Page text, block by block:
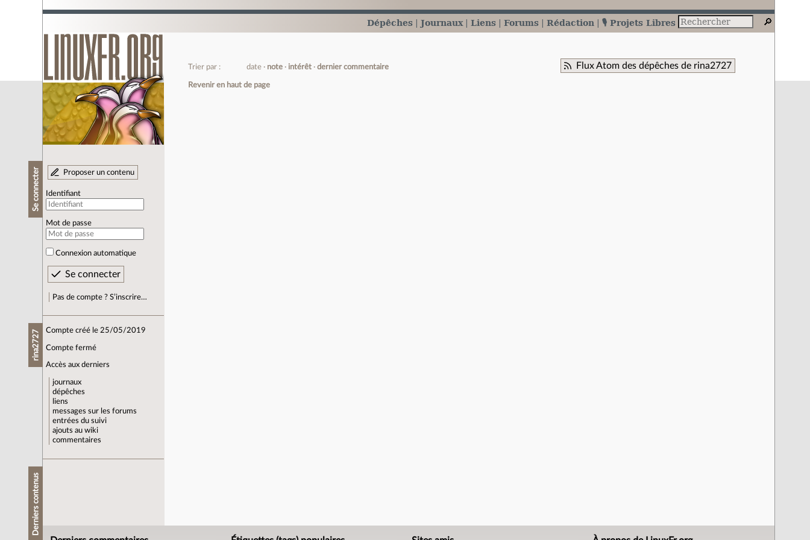
Dépêches Journaux Liens Forums Rédaction 🎙️ Projets Libres
Se connecter Proposer un contenu
Identifiant
Mot de passe
Connexion automatique
Pas de compte ? S’inscrire…
rina2727 Compte créé le 25/05/2019
Compte fermé
Accès aux derniers
journaux
dépêches
liens
messages sur les forums
entrées du suivi
ajouts au wiki
commentaires
Derniers contenus
Flux Atom des dépêches de rina2727
Trier par : date note intérêt dernier commentaire
Revenir en haut de page